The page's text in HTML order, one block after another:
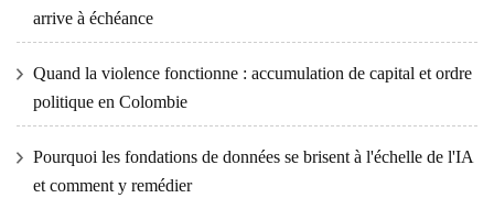
arrive à échéance
Quand la violence fonctionne : accumulation de capital et ordre
politique en Colombie
Pourquoi les fondations de données se brisent à l'échelle de l'IA
et comment y remédier